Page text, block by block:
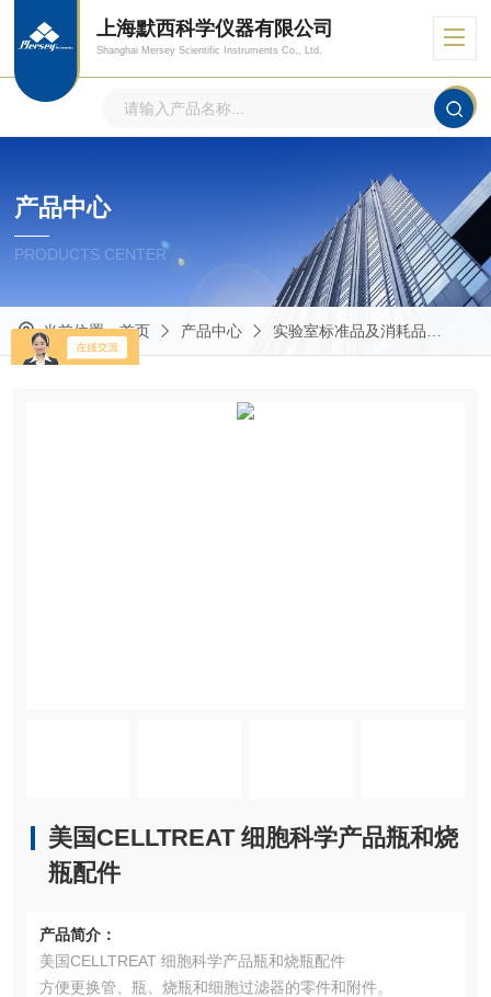
上海默西科学仪器有限公司
Shanghai Mersey Scientific Instruments Co., Ltd.
产品中心
PRODUCTS CENTER
当前位置：首页 产品中心 实验室标准品及消耗品
美国CELLTREAT 细胞科学产品瓶和烧
瓶配件
产品简介：
美国CELLTREAT 细胞科学产品瓶和烧瓶配件
方便更换管、瓶、烧瓶和细胞过滤器的零件和附件。